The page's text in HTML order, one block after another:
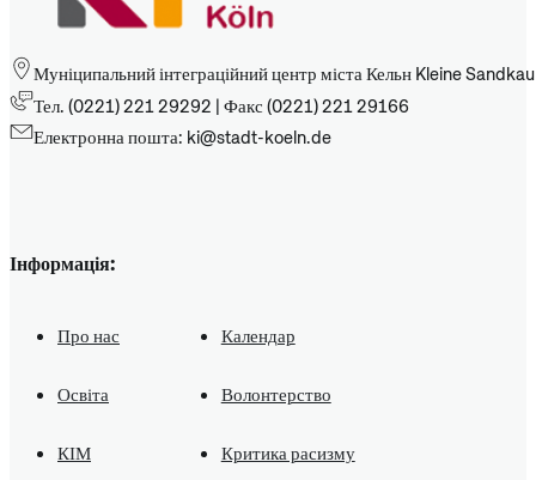
Муніципальний інтеграційний центр міста Кельн Kleine
Тел. (0221) 221 29292 | Факс (0221) 221 29166
Електронна пошта: ki@stadt-koeln.de
Інформація:
Про нас Календар
Освіта Волонтерство
КІМ Критика расизму